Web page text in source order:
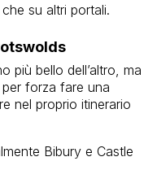
su altri portali.
più bello dell’altro, ma
forza fare una
nel proprio itinerario
Bibury e Castle